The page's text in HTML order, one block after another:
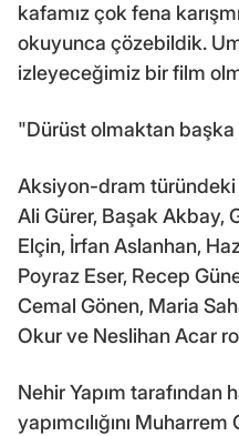
kafamız çok fena
okuyunca çözebildik.
izleyeceğimiz bir film
"Dürüst olmaktan başka
Aksiyon-dram türündeki
Ali Gürer, Başak Akbay,
Elçin, İrfan Aslanhan,
Poyraz Eser, Recep
Cemal Gönen, Maria
Okur ve Neslihan Acar
Nehir Yapım tarafından
yapımcılığını